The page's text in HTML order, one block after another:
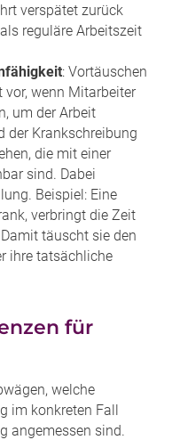
verspätet zurück
reguläre Arbeitszeit
: Vortäuschen
wenn Mitarbeiter
um der Arbeit
der Krankschreibung
die mit einer
sind. Dabei
Beispiel: Eine
verbringt die Zeit
täuscht sie den
ihre tatsächliche
für
welche
im konkreten Fall
angemessen sind.